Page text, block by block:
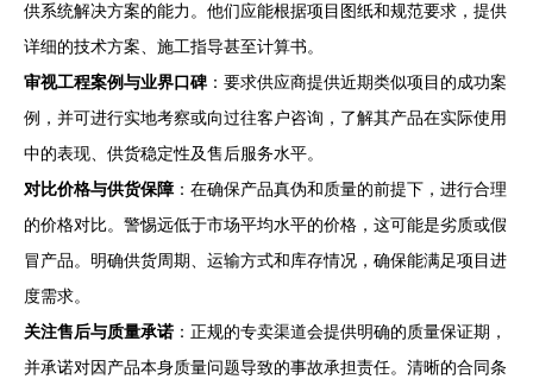
供系统解决方案的能力。他们应能根据项目图纸和规范要求，提供
详细的技术方案、施工指导甚至计算书。
审视工程案例与业界口碑 ：要求供应商提供近期类似项目的成功案
例，并可进行实地考察或向过往客户咨询，了解其产品在实际使用
中的表现、供货稳定性及售后服务水平。
对比价格与供货保障 ：在确保产品真伪和质量的前提下，进行合理
的价格对比。警惕远低于市场平均水平的价格，这可能是劣质或假
冒产品。明确供货周期、运输方式和库存情况，确保能满足项目进
度需求。
关注售后与质量承诺 ：正规的专卖渠道会提供明确的质量保证期，
并承诺对因产品本身质量问题导致的事故承担责任。清晰的合同条